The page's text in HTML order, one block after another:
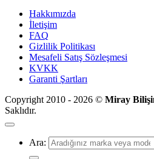
Hakkımızda
İletişim
FAQ
Gizlilik Politikası
Mesafeli Satış Sözleşmesi
KVKK
Garanti Şartları
Copyright 2010 - 2026 © Miray
Saklıdır.
Ara: